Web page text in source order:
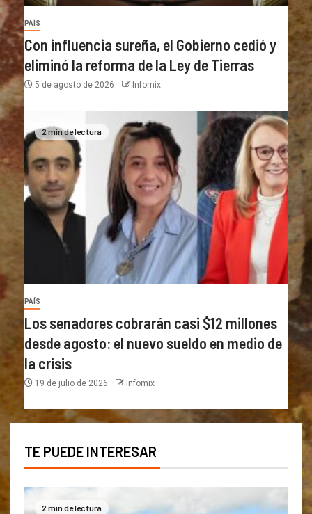
PAÍS
Con influencia sureña, el Gobierno cedió y
eliminó la reforma de la Ley de Tierras
5 de agosto de 2026 Infomix
2 min de lectura
PAÍS
Los senadores cobrarán casi $12 millones
desde agosto: el nuevo sueldo en medio de
la crisis
19 de julio de 2026 Infomix
TE PUEDE INTERESAR
2 min de lectura